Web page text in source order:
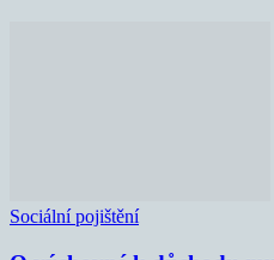
Sociální pojištění